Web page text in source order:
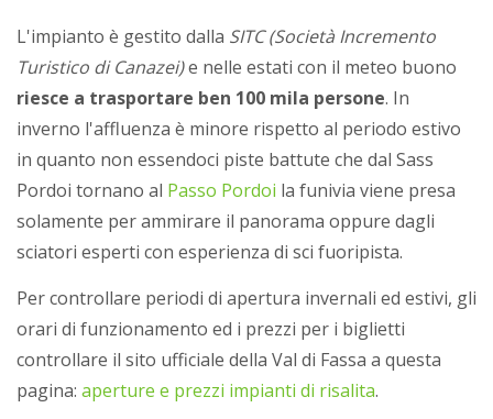
L'impianto è gestito dalla SITC (Società Incremento
Turistico di Canazei)e nelle estati con il meteo buono
riesce a trasportare ben 100 mila persone. In
inverno l'affluenza è minore rispetto al periodo estivo
in quanto non essendoci piste battute che dal Sass
Pordoi tornano al Passo Pordoi la funivia viene presa
solamente per ammirare il panorama oppure dagli
sciatori esperti con esperienza di sci fuoripista.
Per controllare periodi di apertura invernali ed estivi, gli
orari di funzionamento ed i prezzi per i biglietti
controllare il sito ufficiale della Val di Fassa a questa
pagina: aperture e prezzi impianti di risalita.